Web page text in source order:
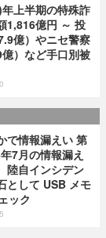
上半期の特殊詐
1,816億円 ～ 投
億）やニセ警察
）など手口別被
で情報漏えい 第
7月の情報漏え
陸自インシデン
として USB メモ
ック